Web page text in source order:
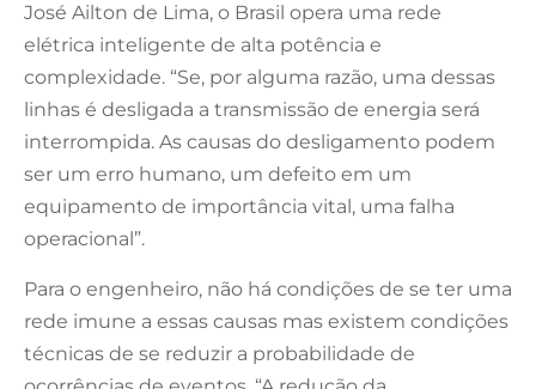
José Ailton de Lima, o Brasil opera uma rede
elétrica inteligente de alta potência e
complexidade. “Se, por alguma razão, uma dessas
linhas é desligada a transmissão de energia será
interrompida. As causas do desligamento podem
ser um erro humano, um defeito em um
equipamento de importância vital, uma falha
operacional”.
Para o engenheiro, não há condições de se ter uma
rede imune a essas causas mas existem condições
técnicas de se reduzir a probabilidade de